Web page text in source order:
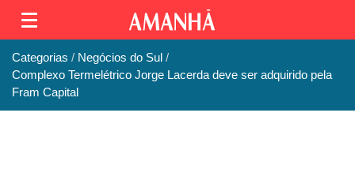
Categorias
Negócios do Sul
Complexo Termelétrico Jorge Lacerda deve ser adquirido pela
Fram Capital